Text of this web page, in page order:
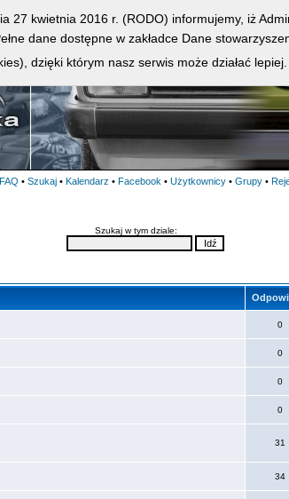
FAQ • Szukaj • Kalendarz • Facebook • Użytkownicy • Grupy •
Szukaj w tym dziale:
0
0
0
0
31
34
kwietnia 2016 r. (RODO) informujemy, iż
dane dostępne w zakładce Dane
dzięki którym nasz serwis może działać lepiej.